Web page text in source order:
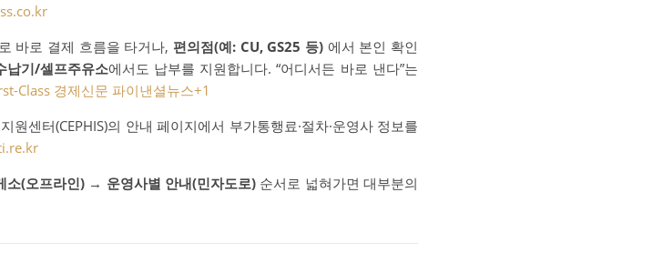
바로 결제 흐름을 타거나, 편의점(예: CU, GS25 등) 에서 본인 확인
납기/셀프주유소에서도 납부를 지원합니다. “어디서든 바로 낸다”는
Class 경제신문 파이낸셜뉴스+1
센터(CEPHIS)의 안내 페이지에서 부가통행료·절차·운영사 정보를
(오프라인) → 운영사별 안내(민자도로)순서로 넓혀가면 대부분의